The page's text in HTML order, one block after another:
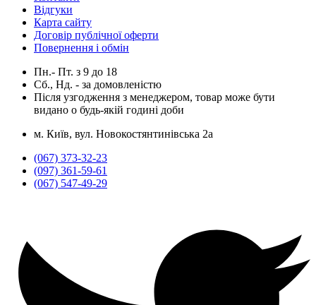
Відгуки
Карта сайту
Договір публічної оферти
Повернення і обмін
Пн.- Пт. з 9 до 18
Сб., Нд. - за домовленістю
Після узгодження з менеджером, товар може бути
видано о будь-якій годині доби
м. Київ, вул. Новокостянтинівська 2а
(067) 373-32-23
(097) 361-59-61
(067) 547-49-29